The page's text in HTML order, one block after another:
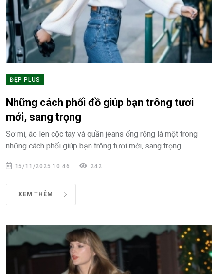
ĐẸP PLUS
Những cách phối đồ giúp bạn trông tươi
mới, sang trọng
Sơ mi, áo len cộc tay và quần jeans ống rộng là một trong
những cách phối giúp bạn trông tươi mới, sang trọng.
15/11/2025 10:46 242
XEM THÊM